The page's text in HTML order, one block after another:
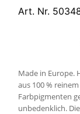
Art. Nr.
Made in Europe.
aus 100 %
Farbpigmenten
unbedenklich.